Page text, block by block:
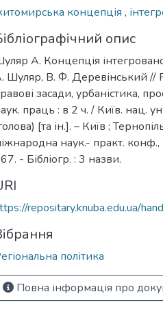
концепція ,
опис
А. Концепція
Шуляр, В. Ф. Деревінський //
засади, урбаністика,
праць : в 2 ч. / Київ. нац.
[та ін.]. – Київ ;
наук.- практ.
- Бібліогр. : 3 назви.
repositary.knuba.edu.ua/
політика
Повна інформація про